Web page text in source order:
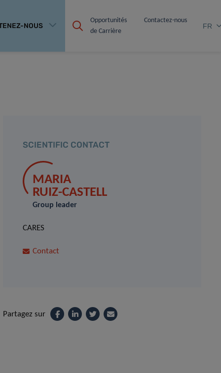
NOUS
Opportunités
de Carrière
Contactez-nous
FR
SCIENTIFIC CONTACT
MARIA
RUIZ-CASTELL
Group leader
CARES
Contact
Partagez sur